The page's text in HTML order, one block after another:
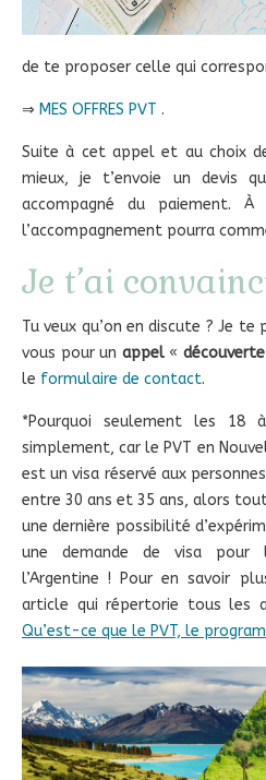
de te proposer celle qui
⇒ MES OFFRES PVT .
Suite à cet appel et au choix
mieux, je t’envoie un devis
accompagné du paiement.
l’accompagnement pourra
Je t’ai
Tu veux qu’on en discute ? Je
vous pour un appel« découverte
le formulaire de contact.
*Pourquoi seulement les
simplement, car le PVT en
est un visa réservé aux
entre 30 ans et 35 ans, alors
une dernière possibilité
une demande de visa pour
l’Argentine ! Pour en savoir
article qui répertorie tous les
Qu’est-ce que le PVT, le